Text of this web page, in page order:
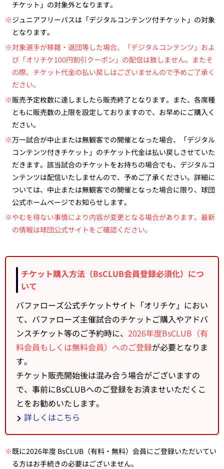
チケット」の対象外となります。
※ジュニアフリーパスは「デジタルコンテンツ付チケット」の対象
となります。
※対象選手が移籍・退団等した場合、「デジタルコンテンツ」およ
び「オリチケ100円割引クーポン」の配信は致しません。またそ
の際、チケット代金の払い戻しはございませんので予めご了承く
ださい。
※販売予定枚数に達しましたら販売終了となります。また、各席種
ともに販売数の上限を設定しておりますので、お早めにご購入く
ださい。
※万一試合が中止または無観客での開催となった場合、「デジタル
コンテンツ付きチケット」のチケット代金は払い戻しさせていた
だきます。該当試合のチケットをお持ちの場合でも、デジタルコ
ンテンツは配信いたしませんので、予めご了承ください。詳細に
ついては、中止または無観客での開催となった場合に限り、球団
公式ホームページでお知らせします。
※やむを得ない事情により内容が変更となる場合があります。最新
の情報は球団公式サイトをご確認ください。
チケット購入方法（BsCLUB会員登録必須化）につ
いて
バファローズ公式チケットサイト「オリチケ」におい
て、バファローズ主催試合のチケットご購入やアドバ
ンスチケット等のご予約時に、 2026年度BsCLUB（有
料会員もしくは無料会員）へのご登録が必要となりま
す。
チケット販売開始後は混み合う場合がございますの
で、事前にBsCLUBへのご登録をお済ませいただくこ
とをお勧めいたします。
詳しくはこちら
※既に2026年度 BsCLUB（有料・無料）会員にご登録いただいてい
る方はお手続きの必要はございません。